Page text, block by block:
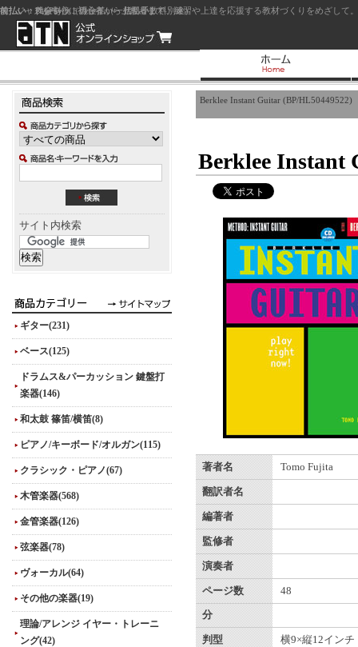
ジャズを中心に初心者から上級者まで、練習や上達を応援する教材づくりをめざし
サイト内検索
ギター(231)
ベース(125)
ドラムス&パーカッション 鍵盤打
楽器(146)
和太鼓 篠笛/横笛(8)
ピアノ/キーボード/オルガン(115)
クラシック・ピアノ(67)
木管楽器(568)
金管楽器(126)
弦楽器(78)
ヴォーカル(64)
その他の楽器(19)
理論/アレンジ イヤー・トレーニ
ング(42)
Berklee Instant Guitar (BP/HL50449522)
Berklee Instant
著者名 Tomo Fujita
翻訳者名
編著者
監修者
演奏者
ページ数 48
分
判型 横9×縦12インチ
前払い：クレジットカード（一括払い）
後払い：代金引換（現金払い・代引手数料別途）
前払い：PayPay